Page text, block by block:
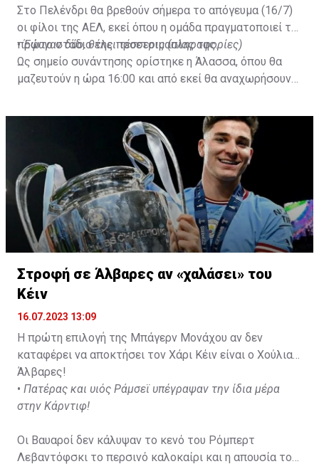
Στο Πελένδρι θα βρεθούν σήμερα το απόγευμα (16/7)
οι φίλοι της ΑΕΛ, εκεί όπου η ομάδα πραγματοποιεί το
πρώτο στάδιο της προετοιμασίας της.
•Έφυγαν δύο, θέλει τέσσερις (πληροφορίες)
Ως σημείο συνάντησης ορίστηκε η Άλασσα, όπου θα
μαζευτούν η ώρα 16:00 και από εκεί θα αναχωρήσουν
δώοσυν το παρών τους στην απογευματινή προπόνηση
Στροφή σε Άλβαρες αν «χαλάσει» του
Κέιν
16.07.2023 13:09
Η πρώτη επιλογή της Μπάγερν Μονάχου αν δεν
καταφέρει να αποκτήσει τον Χάρι Κέιν είναι ο Χούλιαν
Άλβαρες!
• Πατέρας και υιός Ράμσεϊ υπέγραψαν την ίδια μέρα
στην Κάρντιφ!
Οι Βαυαροί δεν κάλυψαν το κενό του Ρόμπερτ
Λεβαντόφσκι το περσινό καλοκαίρι και η απουσία του